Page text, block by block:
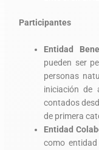
Participantes
Entidad
pueden ser
personas
iniciación de
contados
de primera
Entidad
como